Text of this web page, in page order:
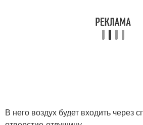
В него воздух будет входить через